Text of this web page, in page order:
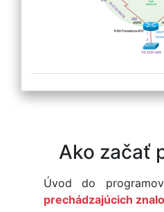
Ako začať
Úvod do
prechádzajúcich